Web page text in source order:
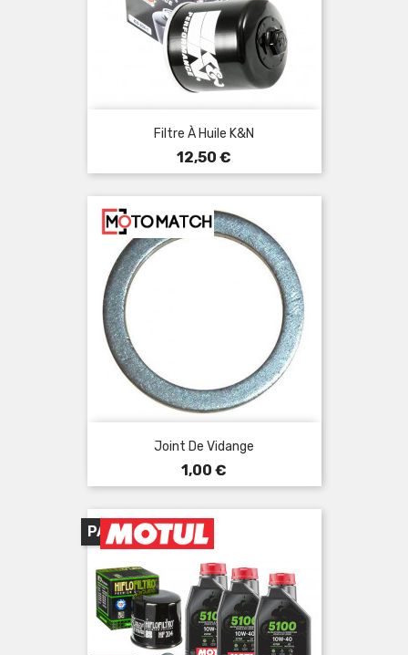
Filtre À Huile K&N
Prix
12,50 €
Joint De Vidange
Prix
1,00 €
PACK